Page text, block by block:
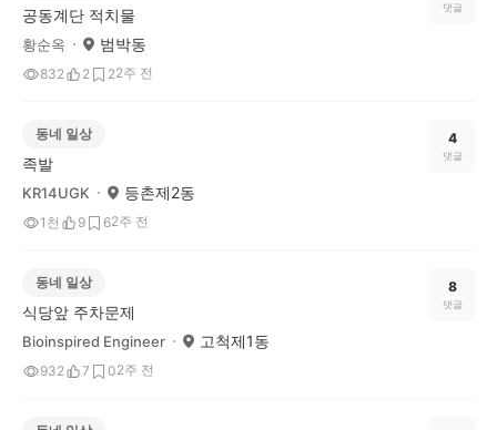
공동계단 적치물
황순옥 범박동
832 2 22주 전
댓글
동네 일상
족발
KR14UGK 등촌제2동
1천 9 62주 전
4
댓글
동네 일상
식당앞 주차문제
Bioinspired Engineer 고척제1동
932 7 02주 전
8
댓글